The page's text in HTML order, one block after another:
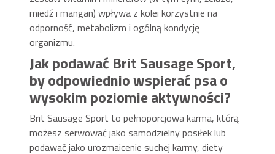
miedź i mangan) wpływa z kolei korzystnie na
odporność, metabolizm i ogólną kondycję
organizmu.
Jak podawać Brit Sausage Sport,
by odpowiednio wspierać psa o
wysokim poziomie aktywności?
Brit Sausage Sport to pełnoporcjowa karma, którą
możesz serwować jako samodzielny posiłek lub
podawać jako urozmaicenie suchej karmy, diety